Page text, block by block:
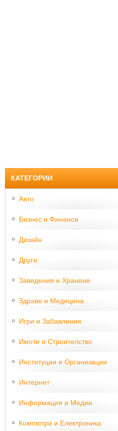
КАТЕГОРИИ
Авто
Бизнес и Финанси
Дизайн
Други
Заведения и Хранене
Здраве и Медицина
Игри и Забавления
Имоти и Строителство
Институции и Организации
Интернет
Информация и Медии
Компютри и Електроника